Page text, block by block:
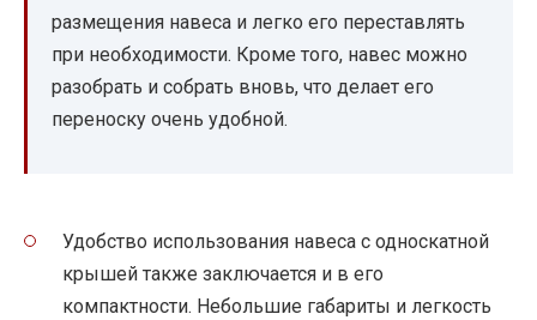
размещения навеса и легко его переставлять
при необходимости. Кроме того, навес можно
разобрать и собрать вновь, что делает его
переноску очень удобной.
Удобство использования навеса с односкатной
крышей также заключается и в его
компактности. Небольшие габариты и легкость